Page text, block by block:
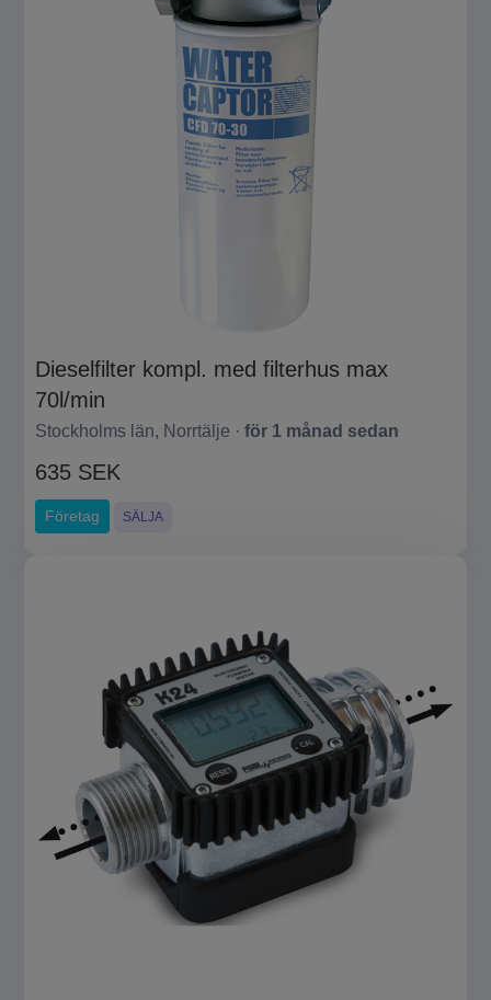
Dieselfilter kompl. med filterhus max
70l/min
Stockholms län, Norrtälje · för 1 månad sedan
635 SEK
Företag SÄLJA